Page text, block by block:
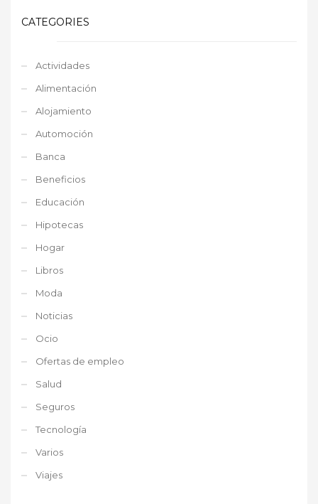
CATEGORIES
Actividades
Alimentación
Alojamiento
Automoción
Banca
Beneficios
Educación
Hipotecas
Hogar
Libros
Moda
Noticias
Ocio
Ofertas de empleo
Salud
Seguros
Tecnología
Varios
Viajes